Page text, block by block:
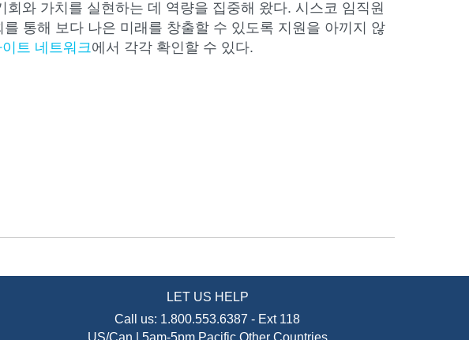
와 가치를 실현하는 데 역량을 집중해 왔다. 시스코 임직원
통해 보다 나은 미래를 창출할 수 있도록 지원을 아끼지 않
트 네트워크에서 각각 확인할 수 있다.
LET US HELP
Call us: 1.800.553.6387 - Ext 118
US/Can | 5am-5pm Pacific Other Countries